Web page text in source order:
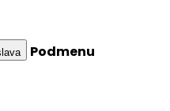
Podmenu